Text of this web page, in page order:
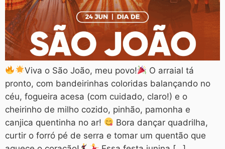
Viva o São João, meu povo!
O arraial tá
pronto, com bandeirinhas coloridas balançando no
céu, fogueira acesa (com cuidado, claro!) e o
cheirinho de milho cozido, pinhão, pamonha e
canjica quentinha no ar!
Bora dançar quadrilha,
curtir o forró pé de serra e tomar um quentão que